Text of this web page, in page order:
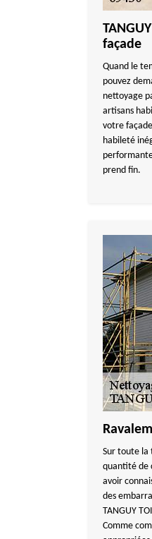
façade
Quand le
pouvez
nettoyage
artisans
votre
habileté
prend fin.
Sur toute la
quantité de
avoir
des
TANGUY
Comme